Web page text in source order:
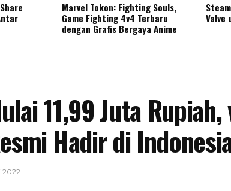
Marvel Tokon: Fighting Souls,
Game Fighting 4v4 Terbaru
dengan Grafis Bergaya Anime
Valve
11,99 Juta
Hadir di
2022